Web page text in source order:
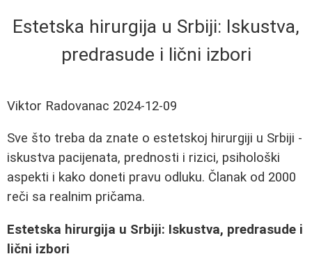
Estetska hirurgija u Srbiji: Iskustva,
predrasude i lični izbori
Viktor Radovanac 2024-12-09
Sve što treba da znate o estetskoj hirurgiji u Srbiji -
iskustva pacijenata, prednosti i rizici, psihološki
aspekti i kako doneti pravu odluku. Članak od 2000
reči sa realnim pričama.
Estetska hirurgija u Srbiji: Iskustva, predrasude i
lični izbori